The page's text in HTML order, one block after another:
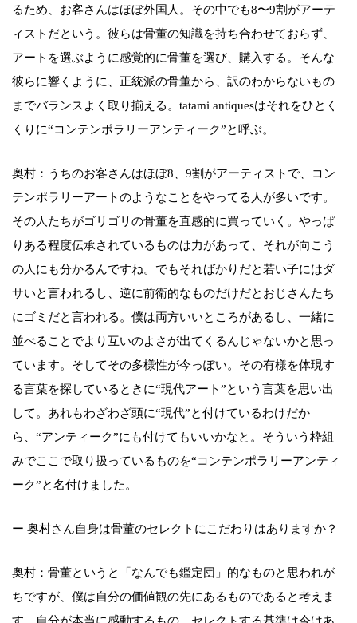
るため、お客さんはほぼ外国人。その中でも8〜9割がアーテ
ィストだという。彼らは骨董の知識を持ち合わせておらず、
アートを選ぶように感覚的に骨董を選び、購入する。そんな
彼らに響くように、正統派の骨董から、訳のわからないもの
までバランスよく取り揃える。tatami antiquesはそれをひとく
くりに“コンテンポラリーアンティーク”と呼ぶ。
奥村：うちのお客さんはほぼ8、9割がアーティストで、コン
テンポラリーアートのようなことをやってる人が多いです。
その人たちがゴリゴリの骨董を直感的に買っていく。やっぱ
りある程度伝承されているものは力があって、それが向こう
の人にも分かるんですね。でもそればかりだと若い子にはダ
サいと言われるし、逆に前衛的なものだけだとおじさんたち
にゴミだと言われる。僕は両方いいところがあるし、一緒に
並べることでより互いのよさが出てくるんじゃないかと思っ
ています。そしてその多様性が今っぽい。その有様を体現す
る言葉を探しているときに“現代アート”という言葉を思い出
して。あれもわざわざ頭に“現代”と付けているわけだか
ら、“アンティーク”にも付けてもいいかなと。そういう枠組
みでここで取り扱っているものを“コンテンポラリーアンティ
ーク”と名付けました。
ー 奥村さん自身は骨董のセレクトにこだわりはありますか？
奥村：骨董というと「なんでも鑑定団」的なものと思われが
ちですが、僕は自分の価値観の先にあるものであると考えま